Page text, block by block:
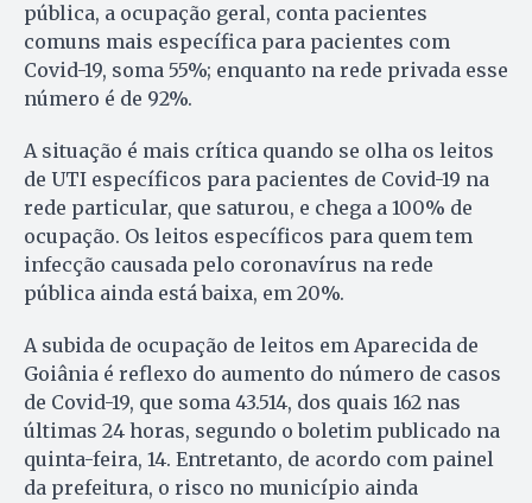
pública, a ocupação geral, conta pacientes
comuns mais específica para pacientes com
Covid-19, soma 55%; enquanto na rede privada esse
número é de 92%.
A situação é mais crítica quando se olha os leitos
de UTI específicos para pacientes de Covid-19 na
rede particular, que saturou, e chega a 100% de
ocupação. Os leitos específicos para quem tem
infecção causada pelo coronavírus na rede
pública ainda está baixa, em 20%.
A subida de ocupação de leitos em Aparecida de
Goiânia é reflexo do aumento do número de casos
de Covid-19, que soma 43.514, dos quais 162 nas
últimas 24 horas, segundo o boletim publicado na
quinta-feira, 14. Entretanto, de acordo com painel
da prefeitura, o risco no município ainda